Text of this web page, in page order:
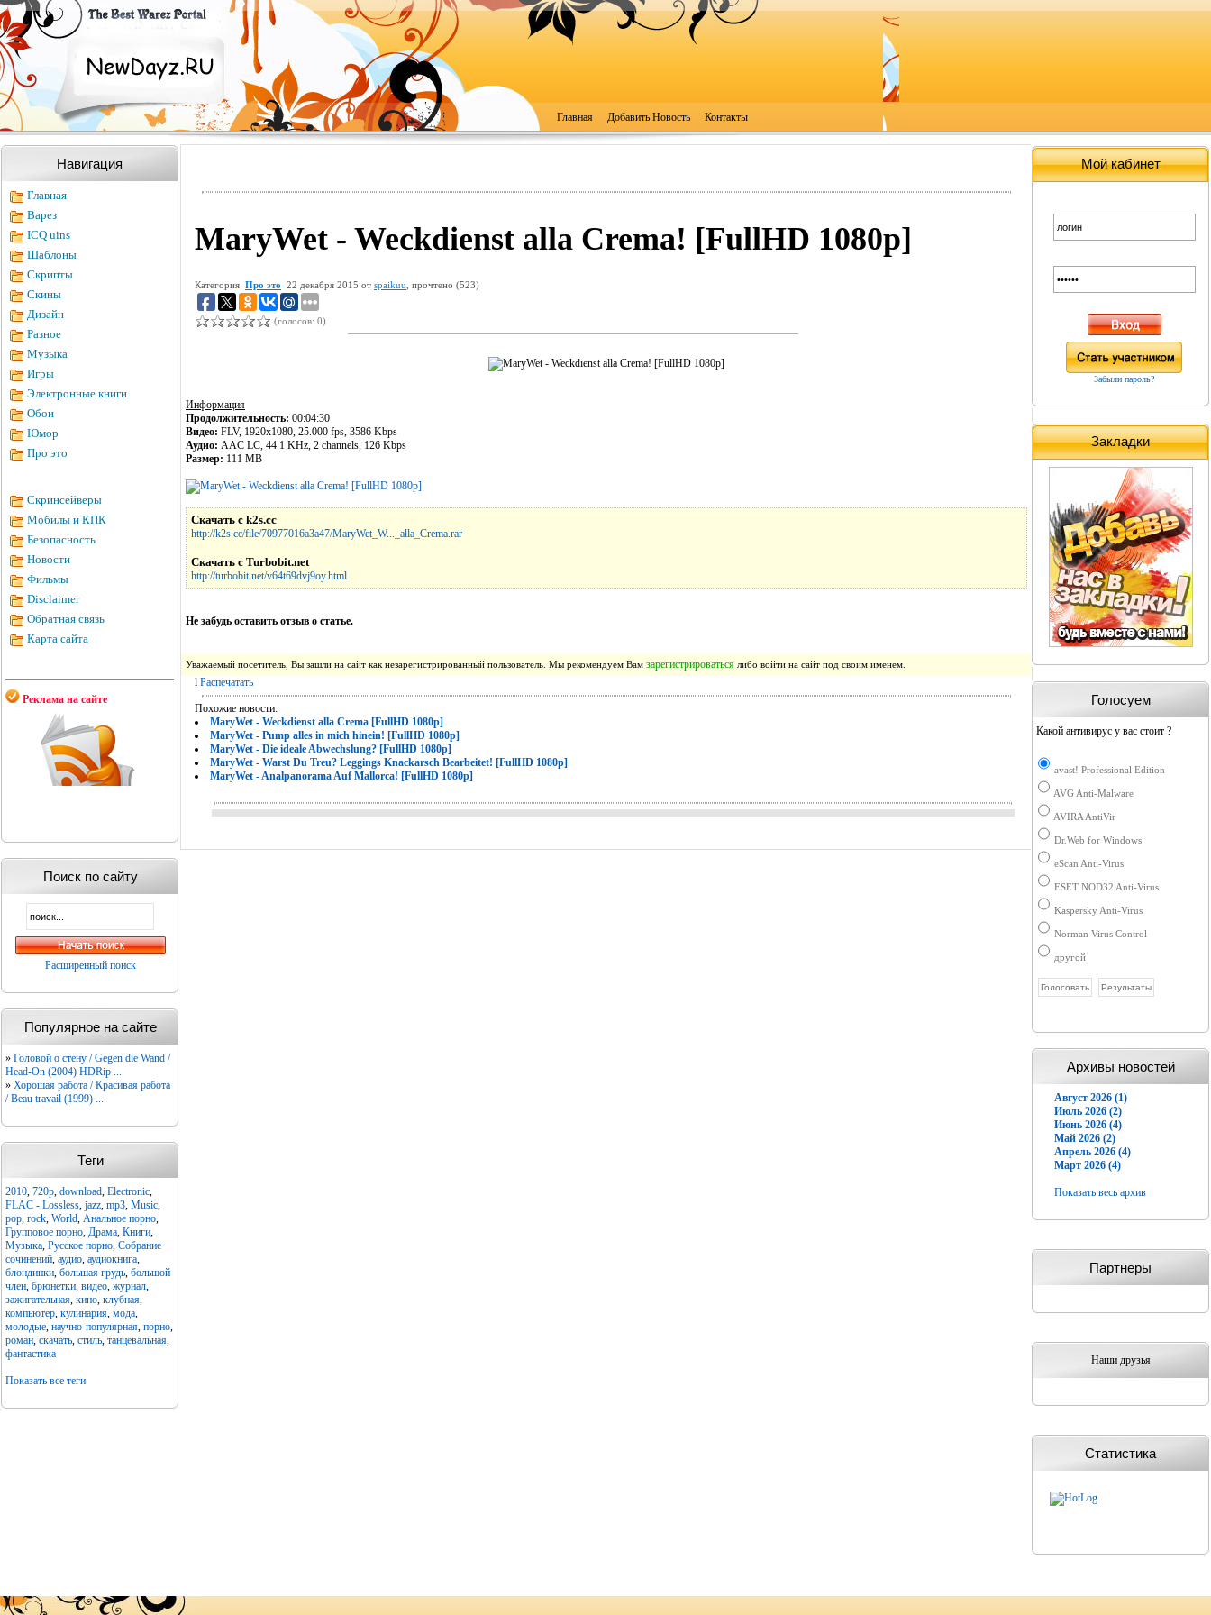
Главная Добавить Новость Контакты
Навигация
Главная
Варез
ICQ uins
Шаблоны
Скрипты
Скины
Дизайн
Разное
Музыка
Игры
Электронные книги
Обои
Юмор
Про это
Скринсейверы
Мобилы и КПК
Безопасность
Новости
Фильмы
Disclaimer
Обратная связь
Карта сайта
Реклама на сайте
Поиск по сайту
Расширенный поиск
Популярное на сайте
» Головой о стену / Gegen die Wand /
Head-On (2004) HDRip ...
» Хорошая работа / Красивая работа
/ Beau travail (1999) ...
Теги
2010, 720p, download, Electronic,
FLAC - Lossless, jazz, mp3, Music,
pop, rock, World, Анальное порно,
Групповое порно, Драма, Книги,
Музыка, Русское порно, Собрание
сочинений, аудио, аудиокнига,
блондинки, большая грудь, большой
член, брюнетки, видео, журнал,
зажигательная, кино, клубная,
компьютер, кулинария, мода,
молодые, научно-популярная, порно,
роман, скачать, стиль, танцевальная,
фантастика
Показать все теги
MaryWet - Weckdienst alla Crema! [FullHD 1080p]
Категория: Про это 22 декабря 2015 от spaikuu , прочтено (523)
(голосов: 0)
Информация
Продолжительность: 00:04:30
Видео: FLV, 1920x1080, 25.000 fps, 3586 Kbps
Аудио: AAC LC, 44.1 KHz, 2 channels, 126 Kbps
Размер: 111 MB
Скачать с k2s.cc
http://k2s.cc/file/70977016a3a47/MaryWet_W..._alla_Crema.rar
Скачать с Turbobit.net
http://turbobit.net/v64t69dvj9oy.html
Не забудь оставить отзыв о статье.
Уважаемый посетитель, Вы зашли на сайт как незарегистрированный пользователь. Мы рекомендуем Вам зарегистрироваться либо войти на сайт под своим именем.
l Распечатать
Похожие новости:
MaryWet - Weckdienst alla Crema [FullHD 1080p]
MaryWet - Pump alles in miсh hinein! [FullHD 1080p]
MaryWet - Die ideale Abwechslung? [FullHD 1080p]
MaryWet - Warst Du Treu? Leggings Knackarsch Bearbeitet! [FullHD 1080p]
MaryWet - Analpanorama Auf Mallorca! [FullHD 1080p]
Мой кабинет
Забыли пароль?
Закладки
Голосуем
Какой антивирус у вас стоит ?
avast! Professional Edition
AVG Anti-Malware
AVIRA AntiVir
Dr.Web for Windows
eScan Anti-Virus
ESET NOD32 Anti-Virus
Kaspersky Anti-Virus
Norman Virus Control
другой
Архивы новостей
Август 2026 (1)
Июль 2026 (2)
Июнь 2026 (4)
Май 2026 (2)
Апрель 2026 (4)
Март 2026 (4)
Показать весь архив
Партнеры
Наши друзья
Статистика